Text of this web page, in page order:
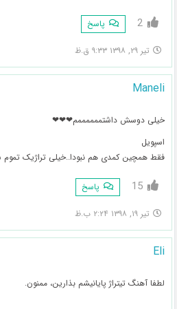
2 پاسخ
تیر ۲۹, ۱۳۹۸ ۹:۳۳ ق.ظ
Maneli
خیلی دوسش داشتممممممم❤❤❤
اسپویل
فقط همچین کمدی هم نبودا..خیلی تراژیک
15 پاسخ
تیر ۱۹, ۱۳۹۸ ۲:۲۴ ب.ظ
Eli
لطفا آهنگ تیتراژ پایانیشم بذارین، ممنون.